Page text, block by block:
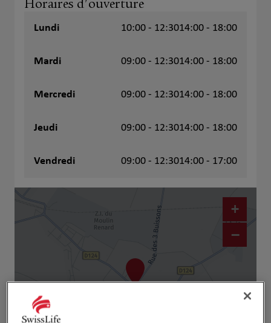
Horaires d'ouverture
Lundi 10:00 - 12:3014:00 - 18:00
Mardi 09:00 - 12:3014:00 - 18:00
Mercredi 09:00 - 12:3014:00 - 18:00
Jeudi 09:00 - 12:3014:00 - 18:00
Vendredi 09:00 - 12:3014:00 - 17:00
+
−